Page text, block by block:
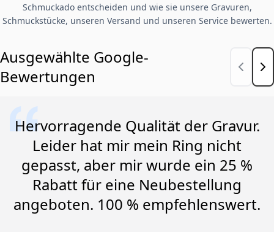
Schmuckado entscheiden und wie sie unsere Gravuren,
Schmuckstücke, unseren Versand und unseren Service bewerten.
Ausgewählte Google-
Bewertungen
Hervorragende Qualität der Gravur.
Leider hat mir mein Ring nicht
gepasst, aber mir wurde ein 25 %
Rabatt für eine Neubestellung
angeboten. 100 % empfehlenswert.